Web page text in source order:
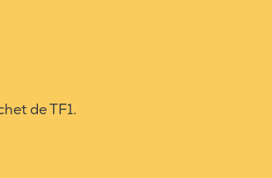
de TF1.